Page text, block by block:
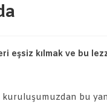
eşsiz kılmak ve bu
bu